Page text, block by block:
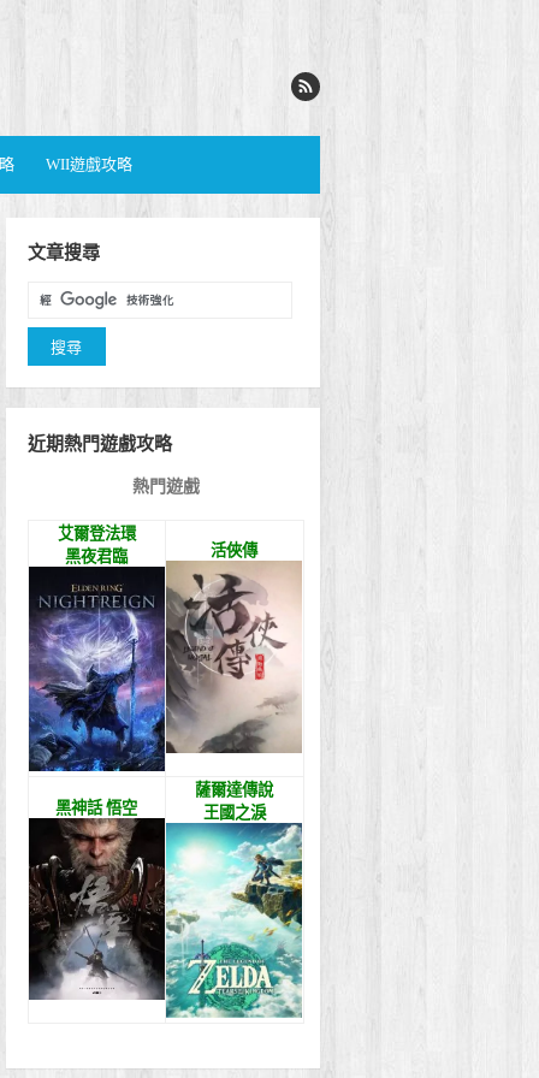
WII遊戲攻略
文章搜尋
近期熱門遊戲攻略
熱門遊戲
艾爾登法環
黑夜君臨
活俠傳
黑神話 悟空
薩爾達傳說
王國之淚